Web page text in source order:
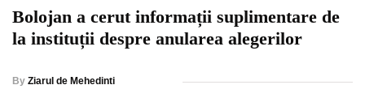
Bolojan a cerut informații suplimentare de
la instituții despre anularea alegerilor
By Ziarul de Mehedinti